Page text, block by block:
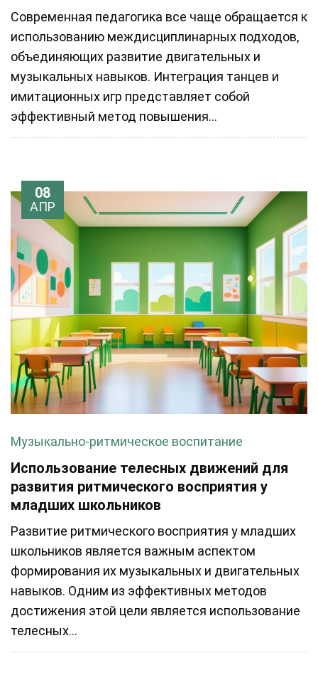
Современная педагогика все чаще обращается к
использованию междисциплинарных подходов,
объединяющих развитие двигательных и
музыкальных навыков. Интеграция танцев и
имитационных игр представляет собой
эффективный метод повышения...
08
АПР
Музыкально-ритмическое воспитание
Использование телесных движений для
развития ритмического восприятия у
младших школьников
Развитие ритмического восприятия у младших
школьников является важным аспектом
формирования их музыкальных и двигательных
навыков. Одним из эффективных методов
достижения этой цели является использование
телесных...